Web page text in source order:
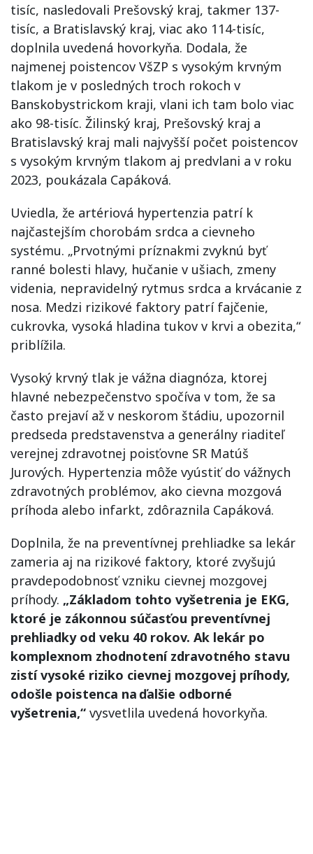
tisíc, nasledovali Prešovský kraj, takmer 137-
tisíc, a Bratislavský kraj, viac ako 114-tisíc,
doplnila uvedená hovorkyňa. Dodala, že
najmenej poistencov VšZP s vysokým krvným
tlakom je v posledných troch rokoch v
Banskobystrickom kraji, vlani ich tam bolo viac
ako 98-tisíc. Žilinský kraj, Prešovský kraj a
Bratislavský kraj mali najvyšší počet poistencov
s vysokým krvným tlakom aj predvlani a v roku
2023, poukázala Capáková.
Uviedla, že artériová hypertenzia patrí k
najčastejším chorobám srdca a cievneho
systému. „Prvotnými príznakmi zvyknú byť
ranné bolesti hlavy, hučanie v ušiach, zmeny
videnia, nepravidelný rytmus srdca a krvácanie z
nosa. Medzi rizikové faktory patrí fajčenie,
cukrovka, vysoká hladina tukov v krvi a obezita,“
priblížila.
Vysoký krvný tlak je vážna diagnóza, ktorej
hlavné nebezpečenstvo spočíva v tom, že sa
často prejaví až v neskorom štádiu, upozornil
predseda predstavenstva a generálny riaditeľ
verejnej zdravotnej poisťovne SR Matúš
Jurových. Hypertenzia môže vyústiť do vážnych
zdravotných problémov, ako cievna mozgová
príhoda alebo infarkt, zdôraznila Capáková.
Doplnila, že na preventívnej prehliadke sa lekár
zameria aj na rizikové faktory, ktoré zvyšujú
pravdepodobnosť vzniku cievnej mozgovej
príhody. „Základom tohto vyšetrenia je EKG,
ktoré je zákonnou súčasťou preventívnej
prehliadky od veku 40 rokov. Ak lekár po
komplexnom zhodnotení zdravotného stavu
zistí vysoké riziko cievnej mozgovej príhody,
odošle poistenca na ďalšie odborné
vyšetrenia,“ vysvetlila uvedená hovorkyňa.